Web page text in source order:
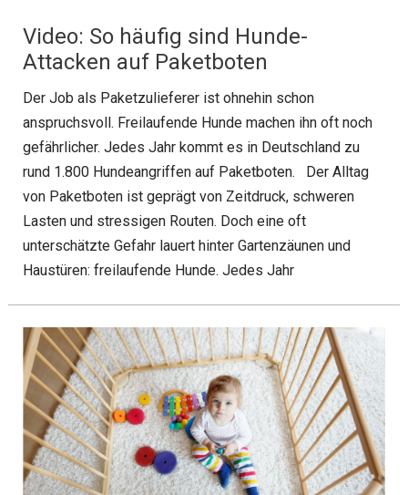
Video: So häufig sind Hunde-
Attacken auf Paketboten
Der Job als Paketzulieferer ist ohnehin schon
anspruchsvoll. Freilaufende Hunde machen ihn oft noch
gefährlicher. Jedes Jahr kommt es in Deutschland zu
rund 1.800 Hundeangriffen auf Paketboten. Der Alltag
von Paketboten ist geprägt von Zeitdruck, schweren
Lasten und stressigen Routen. Doch eine oft
unterschätzte Gefahr lauert hinter Gartenzäunen und
Haustüren: freilaufende Hunde. Jedes Jahr